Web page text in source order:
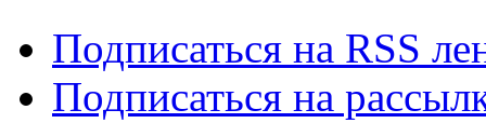
Подписаться на RSS
Подписаться на